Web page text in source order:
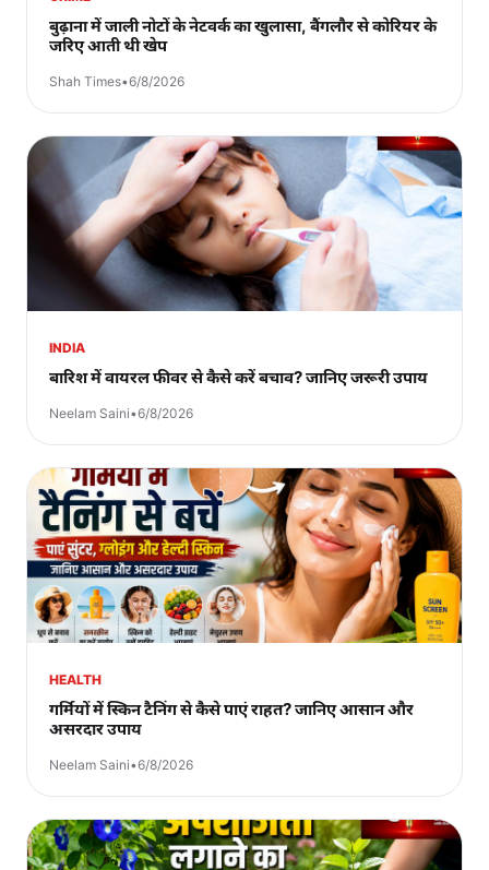
बुढ़ाना में जाली नोटों के नेटवर्क का खुलासा, बैंगलौर से कोरियर के
जरिए आती थी खेप
Shah Times•6/8/2026
INDIA
बारिश में वायरल फीवर से कैसे करें बचाव? जानिए जरूरी उपाय
Neelam Saini•6/8/2026
HEALTH
गर्मियों में स्किन टैनिंग से कैसे पाएं राहत? जानिए आसान और
असरदार उपाय
Neelam Saini•6/8/2026